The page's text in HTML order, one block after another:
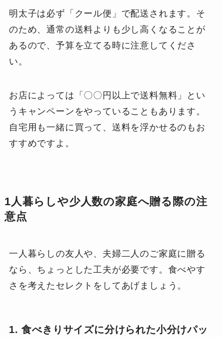
明太子は必ず「クール便」で配送されます。そ
のため、通常の送料よりも少し高くなることが
あるので、予算を立てる時に注意してくださ
い。
お店によっては「〇〇円以上で送料無料」とい
うキャンペーンをやっていることもあります。
自宅用も一緒に買って、送料を浮かせるのもお
すすめですよ。
1人暮らしや少人数の家庭へ贈る際の注
意点
一人暮らしの友人や、夫婦二人のご家庭に贈る
なら、ちょっとした工夫が必要です。食べやす
さを考えたセレクトをしてあげましょう。
1. 食べきりサイズに分けられた小分けパッ